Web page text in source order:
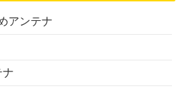
アンテナ
ナ